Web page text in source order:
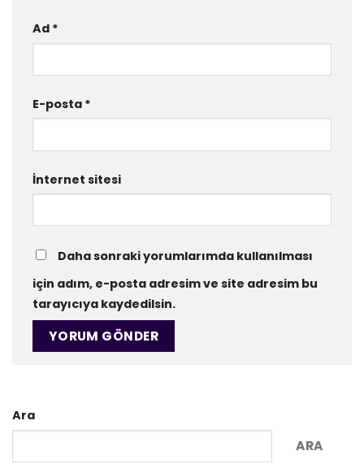
Ad *
E-posta *
İnternet sitesi
Daha sonraki yorumlarımda kullanılması
için adım, e-posta adresim ve site adresim bu
tarayıcıya kaydedilsin.
Ara
ARA